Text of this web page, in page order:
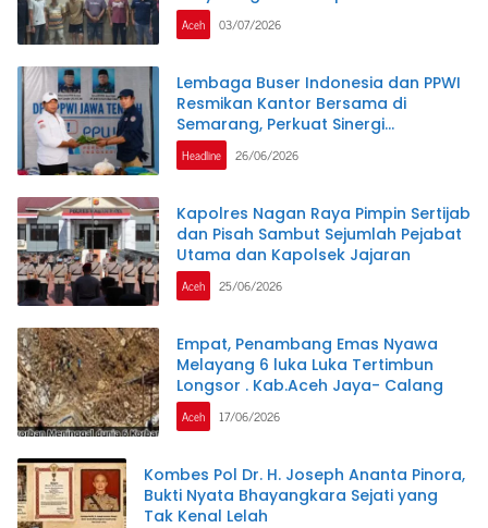
dan Bio Solar Bersubsidi.
Aceh 03/07/2026
Lembaga Buser Indonesia dan PPWI
Resmikan Kantor Bersama di
Semarang, Perkuat Sinergi
Kelembagaan dan Jurnalistik
Headline 26/06/2026
Kapolres Nagan Raya Pimpin Sertijab
dan Pisah Sambut Sejumlah Pejabat
Utama dan Kapolsek Jajaran
Aceh 25/06/2026
Empat, Penambang Emas Nyawa
Melayang 6 luka Luka Tertimbun
Longsor . Kab.Aceh Jaya- Calang
Aceh 17/06/2026
Kombes Pol Dr. H. Joseph Ananta Pinora,
Bukti Nyata Bhayangkara Sejati yang
Tak Kenal Lelah